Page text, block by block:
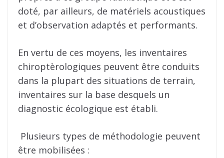
doté, par ailleurs, de matériels acoustiques
et d’observation adaptés et performants.
En vertu de ces moyens, les inventaires
chiroptèrologiques peuvent être conduits
dans la plupart des situations de terrain,
inventaires sur la base desquels un
diagnostic écologique est établi.
Plusieurs types de méthodologie peuvent
être mobilisées :